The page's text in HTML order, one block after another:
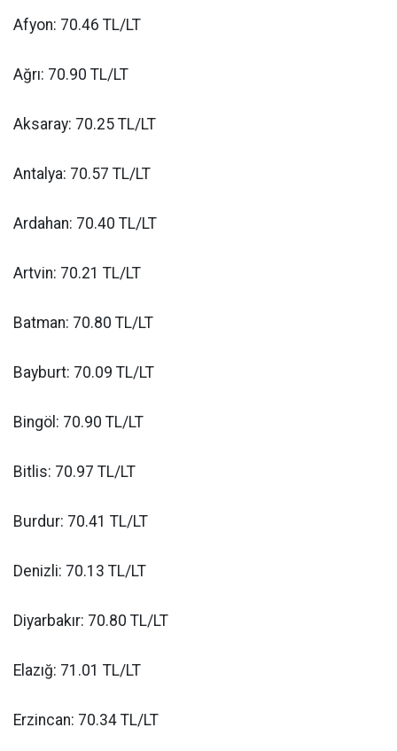
Afyon: 70.46 TL/LT
Ağrı: 70.90 TL/LT
Aksaray: 70.25 TL/LT
Antalya: 70.57 TL/LT
Ardahan: 70.40 TL/LT
Artvin: 70.21 TL/LT
Batman: 70.80 TL/LT
Bayburt: 70.09 TL/LT
Bingöl: 70.90 TL/LT
Bitlis: 70.97 TL/LT
Burdur: 70.41 TL/LT
Denizli: 70.13 TL/LT
Diyarbakır: 70.80 TL/LT
Elazığ: 71.01 TL/LT
Erzincan: 70.34 TL/LT